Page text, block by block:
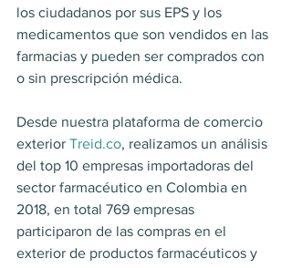
los ciudadanos por sus EPS y los
medicamentos que son vendidos en las
farmacias y pueden ser comprados con
o sin prescripción médica.
Desde nuestra plataforma de comercio
exterior Treid.co, realizamos un análisis
del top 10 empresas importadoras del
sector farmacéutico en Colombia en
2018, en total 769 empresas
participaron de las compras en el
exterior de productos farmacéuticos y